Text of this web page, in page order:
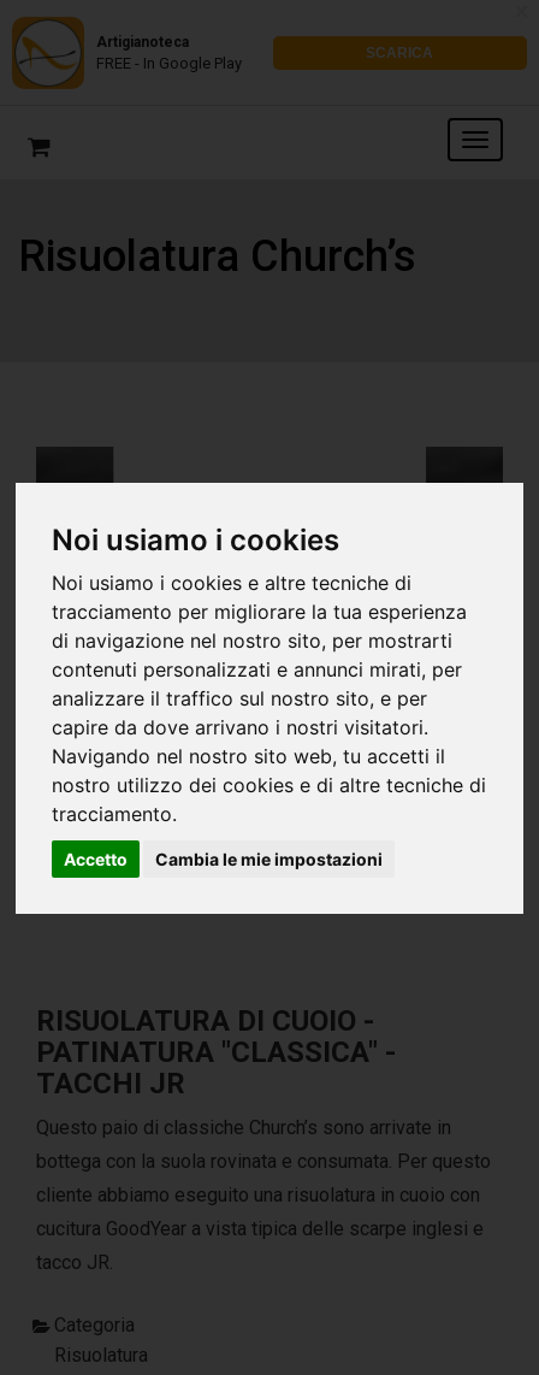
Noi usiamo i cookies
Noi usiamo i cookies e altre tecniche di
tracciamento per migliorare la tua esperienza
di navigazione nel nostro sito, per mostrarti
contenuti personalizzati e annunci mirati, per
analizzare il traffico sul nostro sito, e per
capire da dove arrivano i nostri visitatori.
Navigando nel nostro sito web, tu accetti il
nostro utilizzo dei cookies e di altre tecniche di
tracciamento.
Accetto Cambia le mie impostazioni
Artigianoteca
FREE - In Google Play
SCARICA
Risuolatura Church’s
RISUOLATURA DI CUOIO -
PATINATURA "CLASSICA" -
TACCHI JR
Questo paio di classiche Church’s sono arrivate in
bottega con la suola rovinata e consumata. Per questo
cliente abbiamo eseguito una risuolatura in cuoio con
cucitura GoodYear a vista tipica delle scarpe inglesi e
tacco JR.
Categoria
Risuolatura